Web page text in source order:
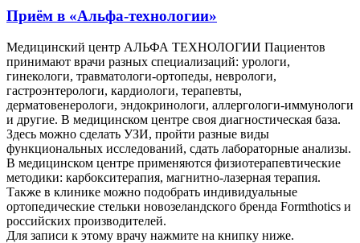
Приём в «Альфа-технологии»
Медицинский центр АЛЬФА ТЕХНОЛОГИИ Пациентов
принимают врачи разных специализаций: урологи,
гинекологи, травматологи-ортопеды, неврологи,
гастроэнтерологи, кардиологи, терапевты,
дерматовенерологи, эндокринологи, аллергологи-иммунологи
и другие. В медицинском центре своя диагностическая база.
Здесь можно сделать УЗИ, пройти разные виды
функциональных исследований, сдать лабораторные анализы.
В медицинском центре применяются физиотерапевтические
методики: карбокситерапия, магнитно-лазерная терапия.
Также в клинике можно подобрать индивидуальные
ортопедические стельки новозеландского бренда Formthotics и
российских производителей.
Для записи к этому врачу нажмите на книпку ниже.